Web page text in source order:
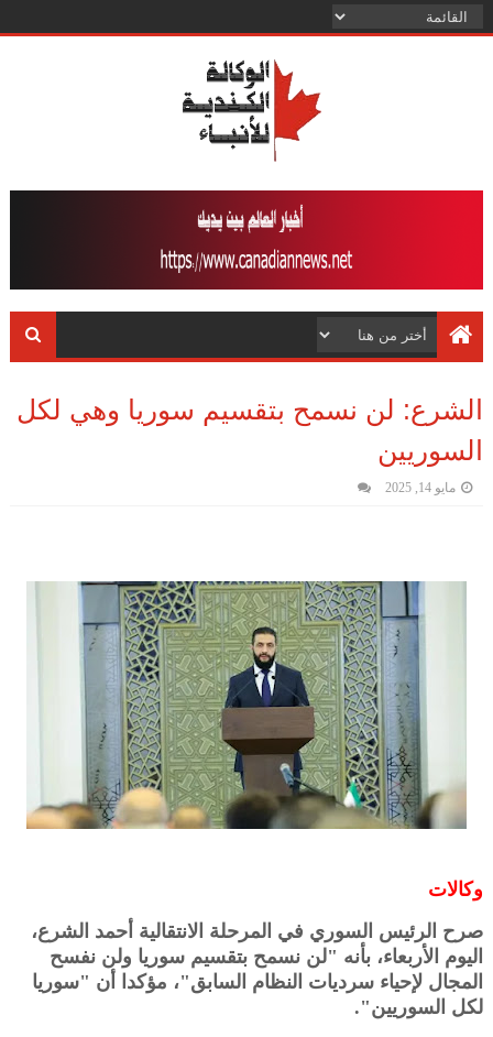
الشرع: لن نسمح بتقسيم سوريا وهي لكل
السوريين
مايو 14, 2025
وكالات
صرح الرئيس السوري في المرحلة الانتقالية أحمد الشرع،
اليوم الأربعاء، بأنه "لن نسمح بتقسيم سوريا ولن نفسح
المجال لإحياء سرديات النظام السابق"، مؤكدا أن "سوريا
لكل السوريين".